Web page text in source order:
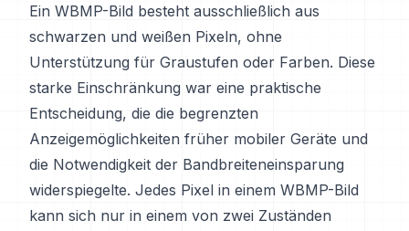
Ein WBMP-Bild besteht ausschließlich aus
schwarzen und weißen Pixeln, ohne
Unterstützung für Graustufen oder Farben. Diese
starke Einschränkung war eine praktische
Entscheidung, die die begrenzten
Anzeigemöglichkeiten früher mobiler Geräte und
die Notwendigkeit der Bandbreiteneinsparung
widerspiegelte. Jedes Pixel in einem WBMP-Bild
kann sich nur in einem von zwei Zuständen